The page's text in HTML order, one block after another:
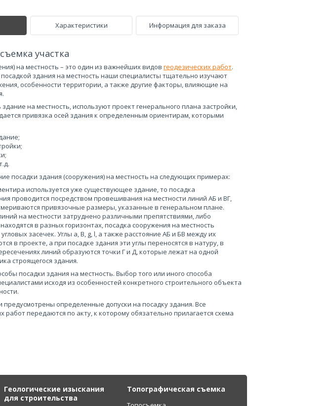
Характеристики Информация для заказа
участка
на местность – это один из важнейших видов геодезических работ.
здания на местность наши специалисты тщательно изучают
особенности территории, а также другие факторы, влияющие на
на местность, используют проект генерального плана застройки,
привязка осей здания к определенным ориентирам, которыми
посадки здания (сооружения) на местность на следующих примерах:
используется уже существующее здание, то посадка
проводится посредством провешивания на местности линий АБ и ВГ,
привязочные размеры, указанные в генеральном плане.
на местности затруднено различными препятствиями, либо
в разных горизонтах, посадка сооружения на местность
засечек. Углы a, B, g, l, а также расстояние АБ и БВ между их
в проекте, а при посадке здания эти углы переносятся в натуру, в
линий образуются точки Г и Д, которые лежат на одной
строящегося здания.
посадки здания на местность. Выбор того или иного способа
исходя из особенностей конкретного строительного объекта
определенные допуски на посадку здания. Все
передаются по акту, к которому обязательно прилагается схема
Геологические изыскания
для строительства
Топографическая съемка